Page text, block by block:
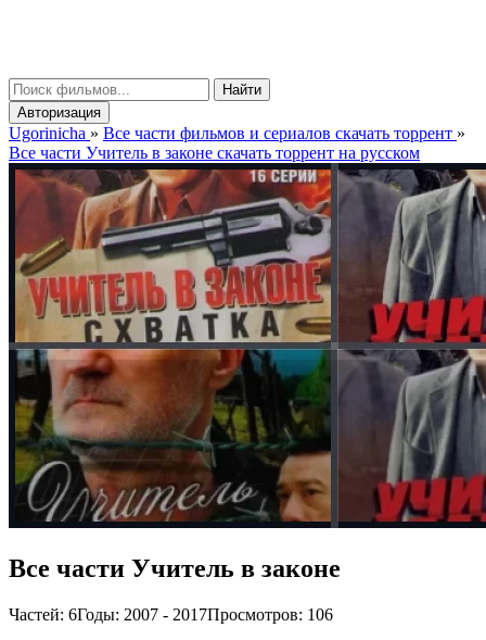
Найти
Авторизация
Ugorinicha » Все части фильмов и сериалов скачать торрент »
Все части Учитель в законе скачать торрент на русском
Все части Учитель в законе
Частей: 6Годы: 2007 - 2017Просмотров: 106